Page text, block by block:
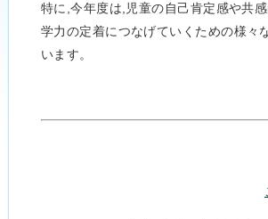
特に,今年度は,児童の自己肯定感や共
学力の定着につなげていくための様々
います。